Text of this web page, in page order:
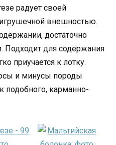
радует своей
внешностью.
достаточно
Подходит для содержания
приучается к лотку.
и минусы породы
подобного, карманно-